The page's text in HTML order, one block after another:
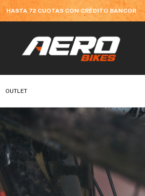
HASTA 72 CUOTAS CON CRÉDITO BANCOR
OUTLET